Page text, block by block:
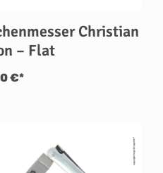
Christian
– Flat
€*